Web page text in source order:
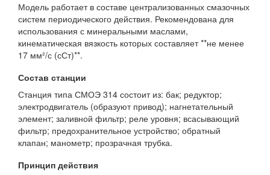
Модель работает в составе централизованных смазочных
систем периодического действия. Рекомендована для
использования с минеральными маслами,
кинематическая вязкость которых составляет **не менее
17 мм²/с (сСт)**.
Состав станции
Станция типа СМОЭ 314 состоит из: бак; редуктор;
электродвигатель (образуют привод); нагнетательный
элемент; заливной фильтр; реле уровня; всасывающий
фильтр; предохранительное устройство; обратный
клапан; манометр; прозрачная трубка.
Принцип действия